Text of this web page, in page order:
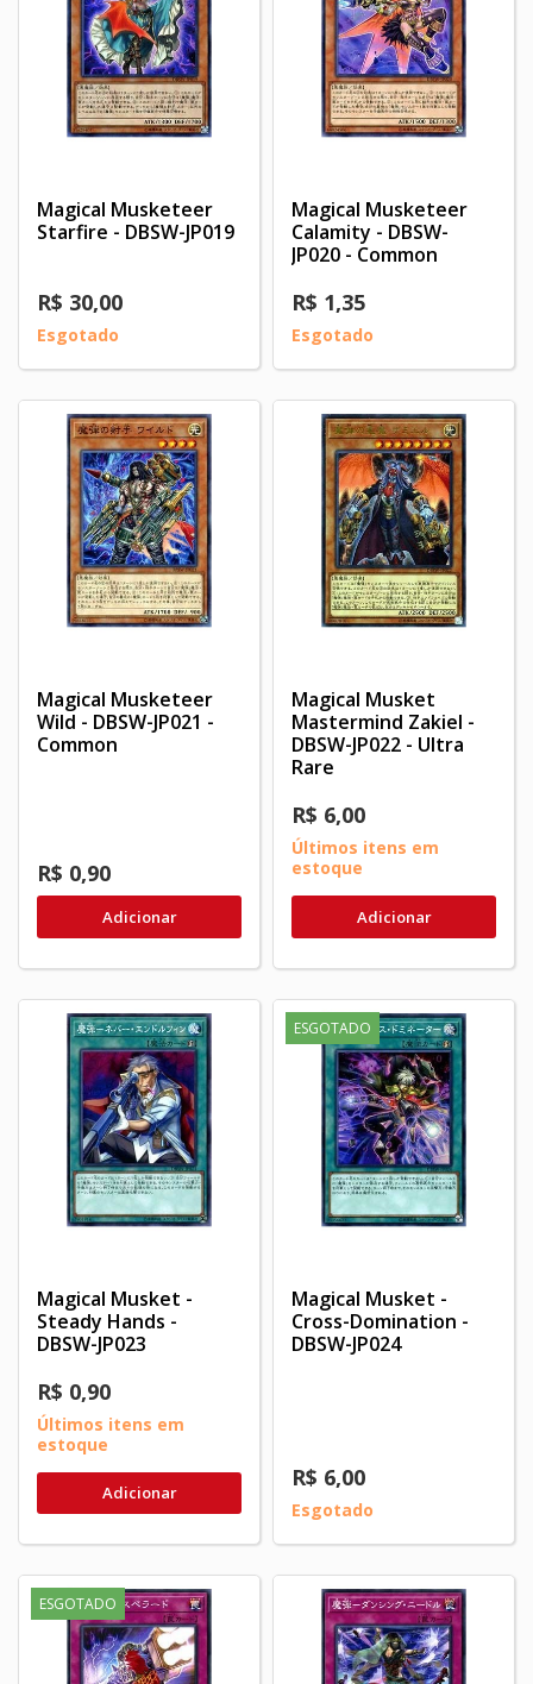
Magical Musketeer
Starfire - DBSW-JP019
R$ 30,00
Esgotado
Magical Musketeer
Calamity - DBSW-
JP020 - Common
R$ 1,35
Esgotado
Magical Musketeer
Wild - DBSW-JP021 -
Common
R$ 0,90
Adicionar
Magical Musket
Mastermind Zakiel -
DBSW-JP022 - Ultra
Rare
R$ 6,00
Últimos itens em
estoque
Adicionar
Magical Musket -
Steady Hands -
DBSW-JP023
R$ 0,90
Últimos itens em
estoque
Adicionar
ESGOTADO
Magical Musket -
Cross-Domination -
DBSW-JP024
R$ 6,00
Esgotado
ESGOTADO